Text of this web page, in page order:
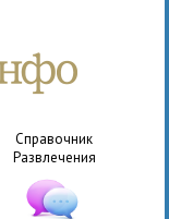
Справочник
Развлечения